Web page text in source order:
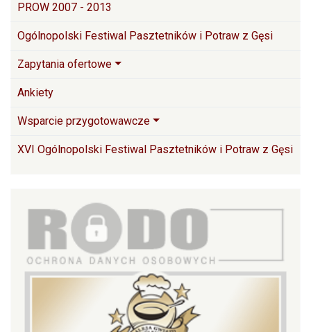
PROW 2007 - 2013
Ogólnopolski Festiwal Pasztetników i Potraw z Gęsi
Zapytania ofertowe
Ankiety
Wsparcie przygotowawcze
XVI Ogólnopolski Festiwal Pasztetników i Potraw z Gęsi